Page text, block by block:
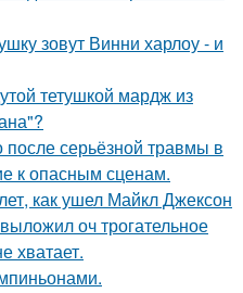
зовут Винни харлоу - и
тетушкой мардж из
после серьёзной травмы в
к опасным сценам.
как ушел Майкл Джексон
оч трогательное
хватает.